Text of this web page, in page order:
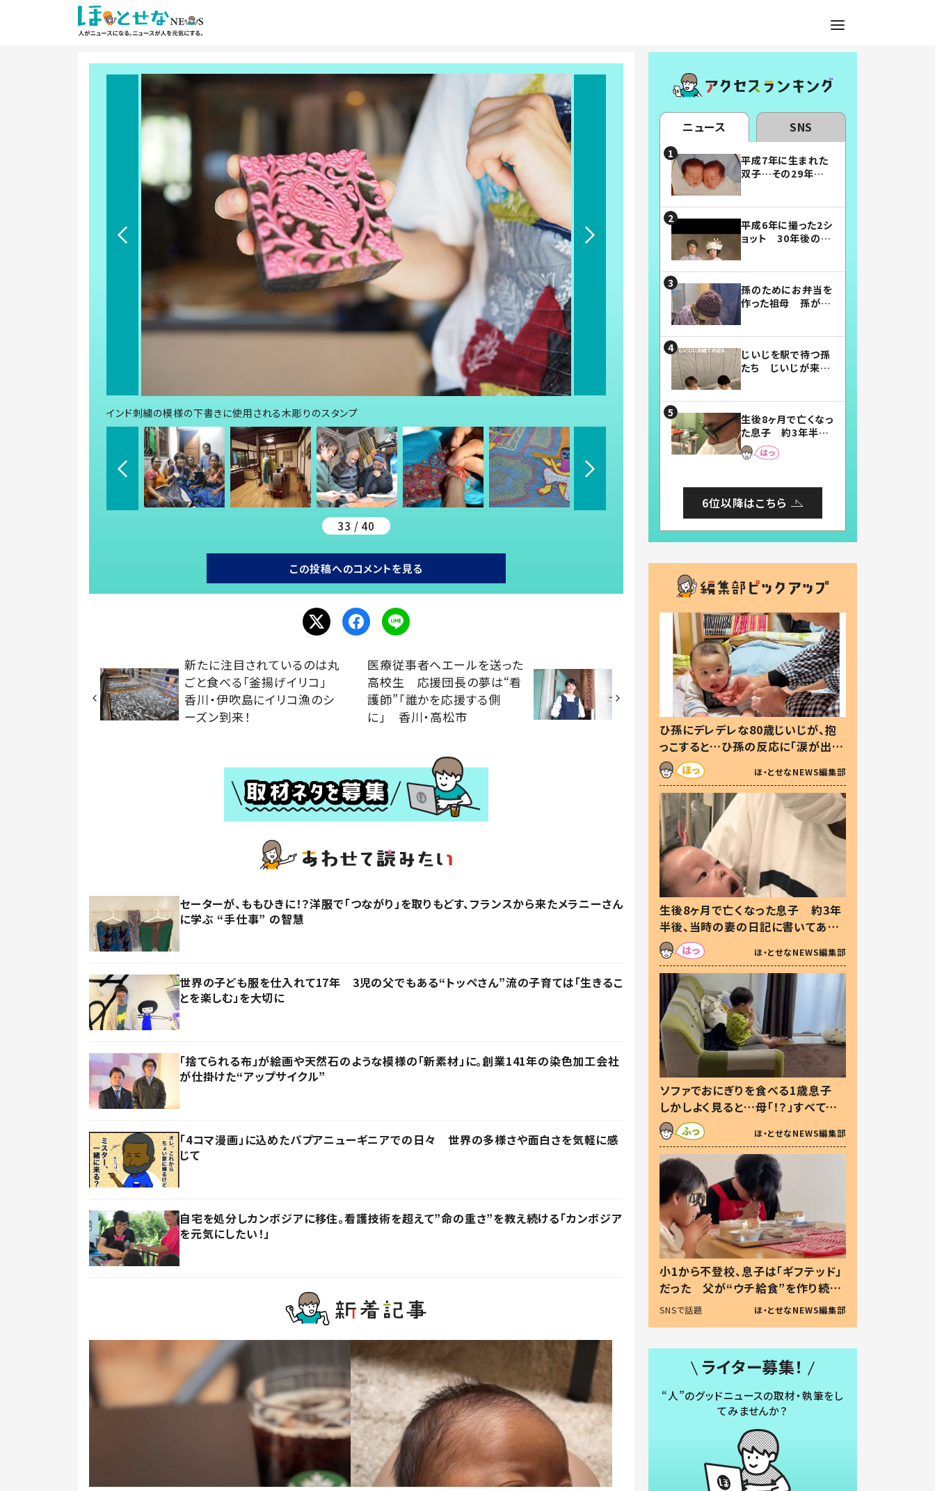
インド刺繍の模様の下書きに使用される木彫りのスタンプ
33 / 40
この投稿へのコメントを見る
新たに注目されているのは丸
ごと食べる「釜揚げイリコ」
香川・伊吹島にイリコ漁のシ
ーズン到来！
医療従事者へエールを送った
高校生 応援団長の夢は“看
護師”「誰かを応援する側
に」 香川・高松市
セーターが、ももひきに！？洋服で「つながり」を取りもどす、フランスから来たメラニーさん
に学ぶ “手仕事” の智慧
世界の子ども服を仕入れて17年 3児の父でもある“トッペさん”流の子育ては「生きるこ
とを楽しむ」を大切に
「捨てられる布」が絵画や天然石のような模様の「新素材」に。創業141年の染色加工会社
が仕掛けた“アップサイクル”
「4コマ漫画」に込めたパプアニューギニアでの日々 世界の多様さや面白さを気軽に感
じて
自宅を処分しカンボジアに移住。看護技術を超えて”命の重さ”を教え続ける「カンボジア
を元気にしたい！」
ニュース SNS
平成7年に生まれた
双子…その29年後
平成6年に撮った2シ
ョット 30年後の姿
孫のためにお弁当を
作った祖母 孫が絶
じいじを駅で待つ孫
たち じいじが来た
まらない」「幸せにな
れる」
生後8ヶ月で亡くなっ
た息子 約3年半
後、当時の妻の日記
に書いてあった本音
6位以降はこちら
ひ孫にデレデレな80歳じいじが、抱
っこすると…ひ孫の反応に「涙が出ま
した」「可愛くて仕方ない」
ほ・とせなNEWS編集部
生後8ヶ月で亡くなった息子 約3年
半後、当時の妻の日記に書いてあっ
た本音とは
ほ・とせなNEWS編集部
ソファでおにぎりを食べる1歳息子
しかしよく見ると…母「！？」すべてを
察した母の投稿に「可愛いから許
す！」「現行犯〜」
ほ・とせなNEWS編集部
小1から不登校、息子は「ギフテッド」
だった 父が“ウチ給食”を作り続け
る理由とは #令和の親 #令和の子
SNSで話題 ほ・とせなNEWS編集部
ライター募集！
“人”のグッドニュースの取材・執筆をし
てみませんか？